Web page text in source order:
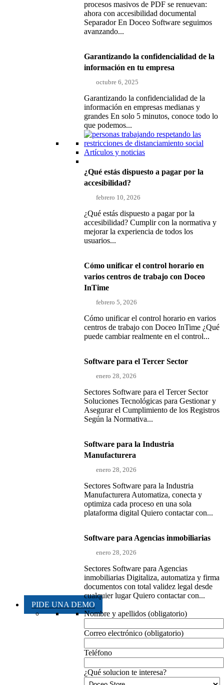
procesos masivos de PDF se renuevan:
ahora con accesibilidad documental
Separador En Doceo Software seguimos
avanzando...
Garantizando la confidencialidad de la
información en tu empresa
octubre 6, 2025
Garantizando la confidencialidad de la
información en empresas medianas y
grandes En solo 5 minutos, conoce todo lo
que podemos...
Artículos y noticias
¿Qué estás dispuesto a pagar por la
accesibilidad?
febrero 10, 2026
¿Qué estás dispuesto a pagar por la
accesibilidad? Cumplir con la normativa y
mejorar la experiencia de todos los
usuarios...
Cómo unificar el control horario en
varios centros de trabajo con Doceo
InTime
febrero 5, 2026
Cómo unificar el control horario en varios
centros de trabajo con Doceo InTime ¿Qué
puede cambiar realmente en el control...
Software para el Tercer Sector
enero 28, 2026
Sectores Software para el Tercer Sector
Soluciones Tecnológicas para Gestionar y
Asegurar el Cumplimiento de los Registros
Según la Normativa...
Software para la Industria
Manufacturera
enero 28, 2026
Sectores Software para la Industria
Manufacturera Automatiza, conecta y
optimiza cada proceso en una sola
plataforma digital Quiero contactar con...
Software para Agencias inmobiliarias
enero 28, 2026
Sectores Software para Agencias
inmobiliarias Digitaliza, automatiza y firma
documentos con total validez legal desde
cualquier lugar Quiero contactar con...
PIDE UNA DEMO
Nombre y apellidos (obligatorio)
Correo electrónico (obligatorio)
Teléfono
¿Qué solucion te interesa?